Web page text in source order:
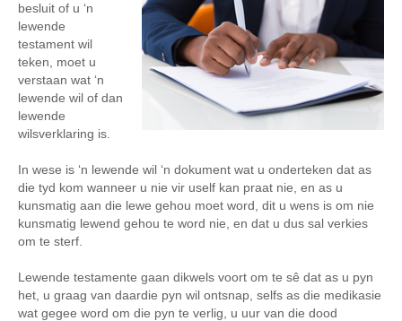
besluit of u ‘n
lewende
testament wil
teken, moet u
verstaan wat ‘n
lewende wil of dan
lewende
wilsverklaring is.
In wese is ‘n lewende wil ‘n dokument wat u onderteken dat as
die tyd kom wanneer u nie vir uself kan praat nie, en as u
kunsmatig aan die lewe gehou moet word, dit u wens is om nie
kunsmatig lewend gehou te word nie, en dat u dus sal verkies
om te sterf.
Lewende testamente gaan dikwels voort om te sê dat as u pyn
het, u graag van daardie pyn wil ontsnap, selfs as die medikasie
wat gegee word om die pyn te verlig, u uur van die dood